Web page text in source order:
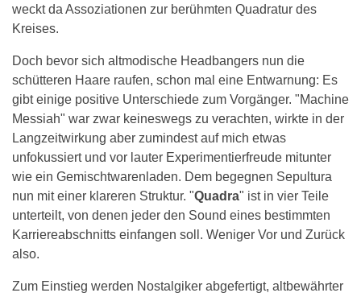
weckt da Assoziationen zur berühmten Quadratur des
Kreises.
Doch bevor sich altmodische Headbangers nun die
schütteren Haare raufen, schon mal eine Entwarnung: Es
gibt einige positive Unterschiede zum Vorgänger. "Machine
Messiah" war zwar keineswegs zu verachten, wirkte in der
Langzeitwirkung aber zumindest auf mich etwas
unfokussiert und vor lauter Experimentierfreude mitunter
wie ein Gemischtwarenladen. Dem begegnen Sepultura
nun mit einer klareren Struktur. "Quadra" ist in vier Teile
unterteilt, von denen jeder den Sound eines bestimmten
Karriereabschnitts einfangen soll. Weniger Vor und Zurück
also.
Zum Einstieg werden Nostalgiker abgefertigt, altbewährter